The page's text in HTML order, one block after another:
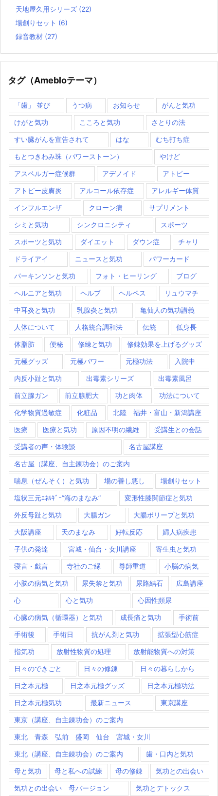
天地屋久用シリーズ (22)
場創りセット (6)
録音教材 (27)
タグ（Amebloテーマ）
「歯」 並び うつ病 お知らせ がんと気功
けがと気功 こころと気功 さとりの法
すい臓がんを宣告されて はな むち打ち症
もとつきわみ珠（パワーストーン） やけど
アスペルガー症候群 アデノイド アトピー
アトピー皮膚炎 アルコール依存症 アレルギー体質
インフルエンザ クローン病 サプリメント
シミと気功 シンクロニシティ スポーツ
スポーツと気功 ダイエット ダウン症 チャリ
ドライアイ ニュースと気功 パワーカード
パーキンソンと気功 フォト・ヒーリング ブログ
ヘルニアと気功 ヘルプ ヘルペス リュウマチ
中耳炎と気功 乳腺炎と気功 亀仙人の気功講義
人体について 人格統合調和法 伝統 低身長
体脂肪 便秘 修練と気功 修錬効果を上げるグッズ
元極グッズ 元極パワー 元極功法 入院中
内反小趾と気功 出毒素シリーズ 出毒素風呂
前立腺ガン 前立腺肥大 功と肉体 功法について
化学物質過敏症 化粧品 北陸 福井・富山・新潟講座
医療 医療と気功 原因不明の繊維 受講生との会話
受講者の声・体験談 名古屋講座
名古屋（講座、自主錬功会）のご案内
喘息（ぜんそく）と気功 場の善し悪し 場創りセット
塩状三元ｴﾈﾙｷﾞｰ”海のまなみ” 変形性膝関節症と気功
外反母趾と気功 大腸ガン 大腸ポリープと気功
大阪講座 天のまなみ 好転反応 婦人病疾患
子供の発達 宮城・仙台・女川講座 寄生虫と気功
寝言・戯言 寺社のご縁 尊師重道 小脳の病気
小脳の病気と気功 尿失禁と気功 尿路結石 広島講座
心 心と気功 心因性頻尿
心臓の病気（循環器）と気功 成長痛と気功 手術前
手術後 手術日 抗がん剤と気功 拡張型心筋症
指気功 放射性物質の処理 放射能物質への対策
日々のできごと 日々の修錬 日々の暮らしから
日之本元極 日之本元極グッズ 日之本元極功法
日之本元極気功 最新ニュース 東京講座
東京（講座、自主錬功会）のご案内
東北 青森 弘前 盛岡 仙台 宮城・女川
東北（講座、自主錬功会）のご案内 歯・口内と気功
母と気功 母と私への試練 母の修錬 気功との出会い
気功との出会い 母バージョン 気功とデトックス